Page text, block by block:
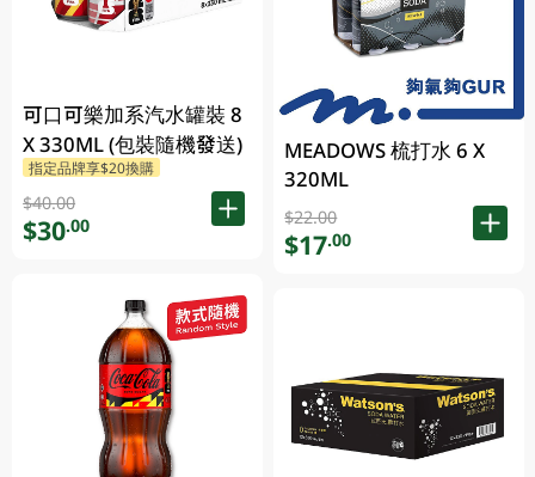
可口可樂加系汽水罐裝 8
X 330ML (包裝隨機發送)
指定品牌享$20換購
$40.00
$30.00
MEADOWS 梳打水 6 X
320ML
$22.00
$17.00